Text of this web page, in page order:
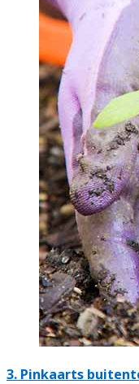
3. Pinkaarts